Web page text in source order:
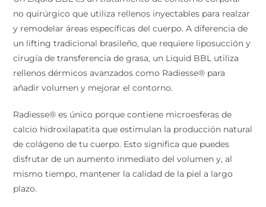
no quirúrgico que utiliza rellenos inyectables para realzar
y remodelar áreas específicas del cuerpo. A diferencia de
un lifting tradicional brasileño, que requiere liposucción y
cirugía de transferencia de grasa, un Liquid BBL utiliza
rellenos dérmicos avanzados como Radiesse® para
añadir volumen y mejorar el contorno.
Radiesse® es único porque contiene microesferas de
calcio hidroxilapatita que estimulan la producción natural
de colágeno de tu cuerpo. Esto significa que puedes
disfrutar de un aumento inmediato del volumen y, al
mismo tiempo, mantener la calidad de la piel a largo
plazo.